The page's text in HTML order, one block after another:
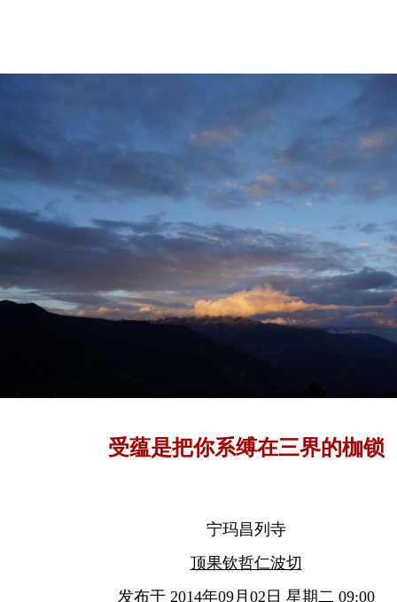
受蕴是把你系缚在三界的枷锁
宁玛昌列寺
顶果钦哲仁波切
发布于 2014年09月02日 星期二 09:00